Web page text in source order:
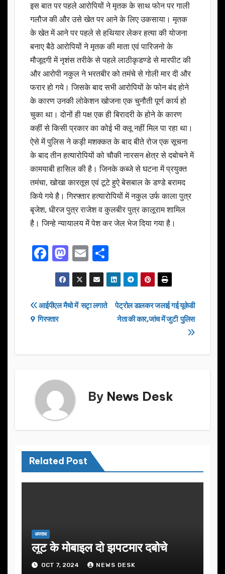
इस बात पर पहले आरोपियों ने मृतक के साथ फोन पर गाली
गलौज की और उसे खेत पर आने के लिए उकसाया। मृतक
के खेत में आने पर पहले से हथियार लेकर हत्या की योजना
बनाए बैठे आरोपियों ने मृतक की माता एवं पारिजनो के
मौजूदगी में नृशंस तरीके से पहले लाठीकृडण्डे से मारपीट की
और आरोपी नकुल ने भरतबीर को तमंचे से गोली मार दी और
फरार हो गये। जिसके बाद सभी आरोपियों के फोन बंद होने
के कारण उनकी लोकेशन खोजना एक चुनौती पूर्ण कार्य हो
चुका था। दोनों ही पक्ष एक ही बिरादरी के होने के कारण
कहीं से किसी प्रकार का कोई भी क्लू नहीं मिल पा रहा था।
ऐसे में पुलिस ने कड़ी मशक्कत के बाद बीते रोज एक सूचना
के बाद तीन हत्यारोपियों को चौकी नारसन क्षेत्र से दबोचने में
कामयाबी हासिल की है। जिनके कब्जे से घटना में प्रयुक्त
तमंचा, खोखा कारतूस एवं टूटे हुऐ बेसबाल के डण्डे बरामद
किये गये है। गिरफ्तार हत्यारोपियों में नकुल उर्फ काला पुत्र
बृजेश, धीरज पुत्र राजेश व कुलबीर पुत्र कालूराम शामिल
है। जिन्हे न्यायालय मेें पेश कर जेल भेज दिया गया है।
F
a
c
e
b
o
M
a
st
o
n
E
m
ail
h
ar
e
Post
navigation
पेट्रोल डालकर जलाई गई यूकेडी
नेता की कार,जांच में जुटी पुलिस
आईपीएल मैचो में सटृा लगाते
9 गिरफ्तार
By News Desk
Related Post
अपराध
लूट के मोबाइल दो झपटमार दबोचे
OCT 7, 2024 NEWS DESK